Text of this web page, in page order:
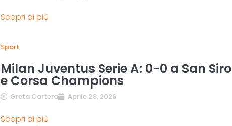
Scopri di più
Sport
Milan Juventus Serie A: 0-0 a San Siro
e Corsa Champions
Greta Cartera Aprile 28, 2026
Scopri di più